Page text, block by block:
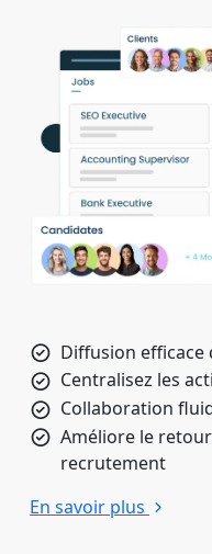
Diffusion efficace
Centralisez les
Collaboration
Améliore le
recrutement
En savoir plus